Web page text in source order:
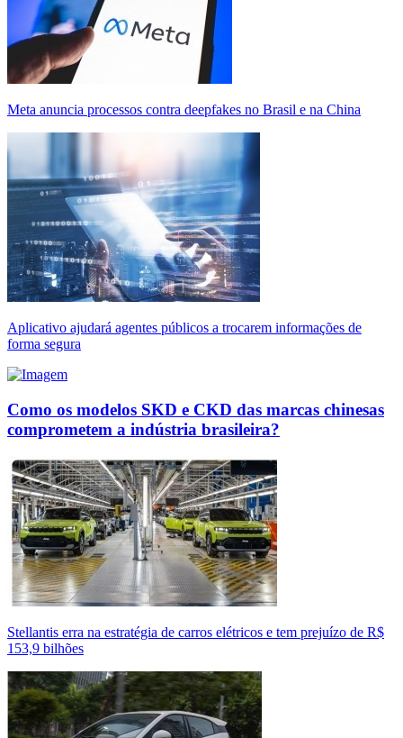
Meta anuncia processos contra deepfakes no Brasil e na China
Aplicativo ajudará agentes públicos a trocarem informações de
forma segura
Como os modelos SKD e CKD das marcas chinesas
comprometem a indústria brasileira?
Stellantis erra na estratégia de carros elétricos e tem prejuízo de R$
153,9 bilhões